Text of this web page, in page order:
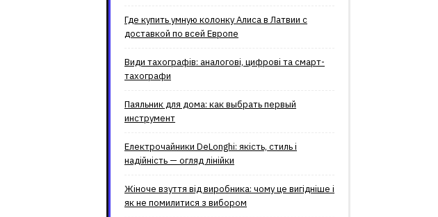
Где купить умную колонку Алиса в Латвии с
доставкой по всей Европе
Види тахографів: аналогові, цифрові та смарт-
тахографи
Паяльник для дома: как выбрать первый
инструмент
Електрочайники DeLonghi: якість, стиль і
надійність — огляд лінійки
Жіноче взуття від виробника: чому це вигідніше і
як не помилитися з вибором